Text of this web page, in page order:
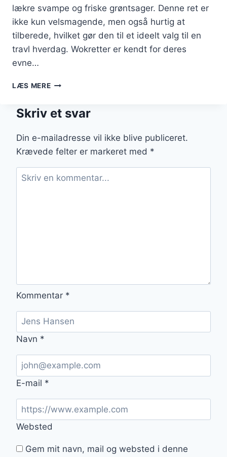
lækre svampe og friske grøntsager. Denne ret er
ikke kun velsmagende, men også hurtig at
tilberede, hvilket gør den til et ideelt valg til en
travl hverdag. Wokretter er kendt for deres
evne…
LÆS MEREWOK
OG
OPSKRIFT
Skriv et svar
Din e-mailadresse vil ikke blive publiceret.
Krævede felter er markeret med *
Kommentar *
Navn *
E-mail *
Websted
Gem mit navn, mail og websted i denne